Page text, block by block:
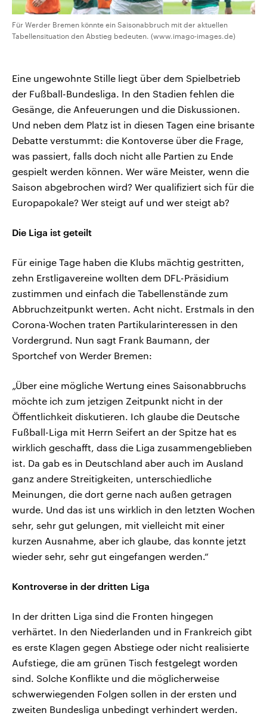
Für Werder Bremen könnte ein Saisonabbruch mit der aktuellen
Tabellensituation den Abstieg bedeuten. (www.imago-images.de)
Eine ungewohnte Stille liegt über dem Spielbetrieb
der Fußball-Bundesliga. In den Stadien fehlen die
Gesänge, die Anfeuerungen und die Diskussionen.
Und neben dem Platz ist in diesen Tagen eine brisante
Debatte verstummt: die Kontoverse über die Frage,
was passiert, falls doch nicht alle Partien zu Ende
gespielt werden können. Wer wäre Meister, wenn die
Saison abgebrochen wird? Wer qualifiziert sich für die
Europapokale? Wer steigt auf und wer steigt ab?
Die Liga ist geteilt
Für einige Tage haben die Klubs mächtig gestritten,
zehn Erstligavereine wollten dem DFL-Präsidium
zustimmen und einfach die Tabellenstände zum
Abbruchzeitpunkt werten. Acht nicht. Erstmals in den
Corona-Wochen traten Partikularinteressen in den
Vordergrund. Nun sagt Frank Baumann, der
Sportchef von Werder Bremen:
„Über eine mögliche Wertung eines Saisonabbruchs
möchte ich zum jetzigen Zeitpunkt nicht in der
Öffentlichkeit diskutieren. Ich glaube die Deutsche
Fußball-Liga mit Herrn Seifert an der Spitze hat es
wirklich geschafft, dass die Liga zusammengeblieben
ist. Da gab es in Deutschland aber auch im Ausland
ganz andere Streitigkeiten, unterschiedliche
Meinungen, die dort gerne nach außen getragen
wurde. Und das ist uns wirklich in den letzten Wochen
sehr, sehr gut gelungen, mit vielleicht mit einer
kurzen Ausnahme, aber ich glaube, das konnte jetzt
wieder sehr, sehr gut eingefangen werden.“
Kontroverse in der dritten Liga
In der dritten Liga sind die Fronten hingegen
verhärtet. In den Niederlanden und in Frankreich gibt
es erste Klagen gegen Abstiege oder nicht realisierte
Aufstiege, die am grünen Tisch festgelegt worden
sind. Solche Konflikte und die möglicherweise
schwerwiegenden Folgen sollen in der ersten und
zweiten Bundesliga unbedingt verhindert werden.